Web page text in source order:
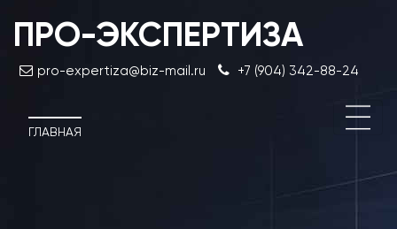
ПРО-ЭКСПЕРТИЗА
pro-expertiza@biz-mail.ru +7 (904) 342-88-24
ГЛАВНАЯ